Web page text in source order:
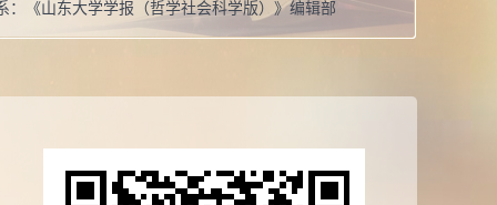
《山东大学学报（哲学社会科学版）》编辑部